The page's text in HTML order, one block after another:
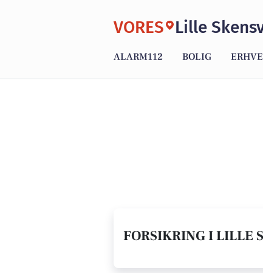
VORES Lille
ALARM112 BOLIG
FORSIKRING I LILLE